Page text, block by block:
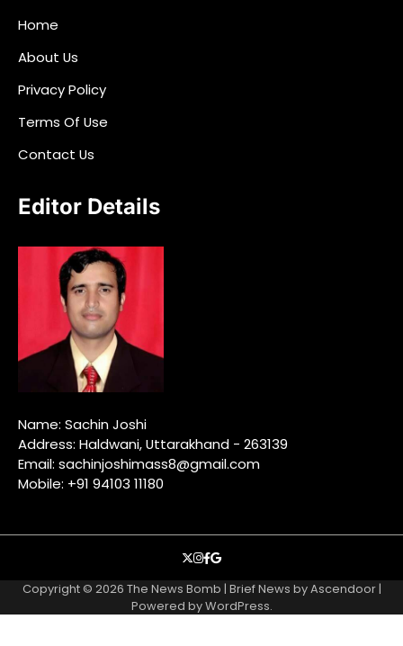
Home
About Us
Privacy Policy
Terms Of Use
Contact Us
Editor Details
Name: Sachin Joshi
Address: Haldwani, Uttarakhand - 263139
Email: sachinjoshimass8@gmail.com
Mobile: +91 94103 11180
Xinstagram
facebook
google
Copyright © 2026 The News Bomb | Brief News byAscendoor|
Powered byWordPress.